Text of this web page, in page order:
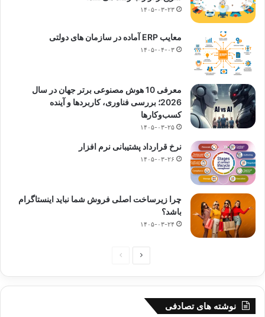
۱۴۰۵-۰۳-۲۳
معایب ERP آماده در سازمان های دولتی
۱۴۰۵-۰۴-۰۳
معرفی 10 هوش مصنوعی برتر جهان در سال
2026؛ بررسی فناوری، کاربردها و آینده
کسب‌وکارها
۱۴۰۵-۰۳-۲۵
نرخ قرارداد پشتیبانی نرم افزار
۱۴۰۵-۰۳-۲۶
چرا زیرساخت اصلی فروش شما نباید اینستاگرام
باشد؟
۱۴۰۵-۰۳-۲۴
صفحه
صفحه
نوشته های تصادفی